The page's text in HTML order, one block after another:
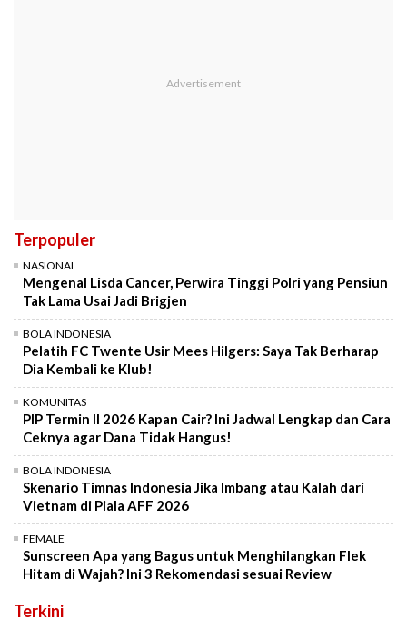
Terpopuler
NASIONAL
Mengenal Lisda Cancer, Perwira Tinggi Polri yang Pensiun
Tak Lama Usai Jadi Brigjen
BOLA INDONESIA
Pelatih FC Twente Usir Mees Hilgers: Saya Tak Berharap
Dia Kembali ke Klub!
KOMUNITAS
PIP Termin II 2026 Kapan Cair? Ini Jadwal Lengkap dan Cara
Ceknya agar Dana Tidak Hangus!
BOLA INDONESIA
Skenario Timnas Indonesia Jika Imbang atau Kalah dari
Vietnam di Piala AFF 2026
FEMALE
Sunscreen Apa yang Bagus untuk Menghilangkan Flek
Hitam di Wajah? Ini 3 Rekomendasi sesuai Review
Terkini